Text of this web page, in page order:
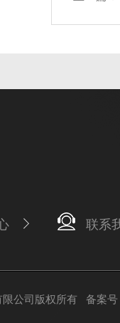
联系
限公司版权所有 备案号